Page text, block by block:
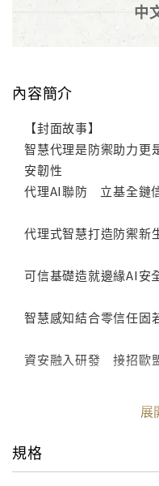
中
內容簡介
【封面故事】
智慧代理是防禦助力
安韌性
代理AI聯防 立基全鏈
代理式智慧打造防禦新
可信基礎造就邊緣AI安
智慧感知結合零信任固
資安融入研發 接招歐
零時差守備打造資安韌性
展
規格